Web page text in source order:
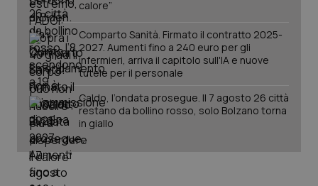
calore”
Comparto Sanità. Firmato il contratto 2025-
2027. Aumenti fino a 240 euro per gli
infermieri, arriva il capitolo sull'IA e nuove
tutele per il personale
Caldo, l’ondata prosegue. Il 7 agosto 26 città
restano da bollino rosso, solo Bolzano torna
in giallo